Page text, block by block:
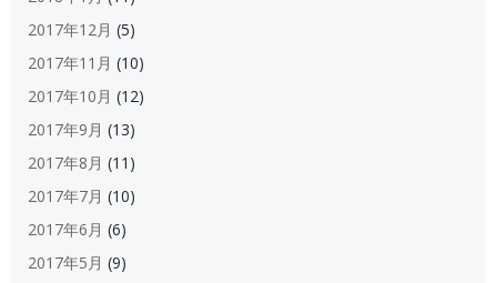
2017年12月 (5)
2017年11月 (10)
2017年10月 (12)
2017年9月 (13)
2017年8月 (11)
2017年7月 (10)
2017年6月 (6)
2017年5月 (9)